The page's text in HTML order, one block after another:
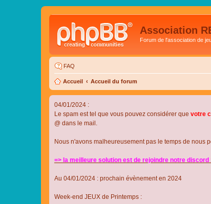
Association
Forum de l'association de
FAQ
Accueil Accueil du forum
04/01/2024 :
Le spam est tel que vous pouvez considérer que votre
@ dans le mail.
Nous n'avons malheureusement pas le temps de nous
=> la meilleure solution est de rejoindre notre discord
Au 04/01/2024 : prochain évènement en 2024
Week-end JEUX de Printemps :